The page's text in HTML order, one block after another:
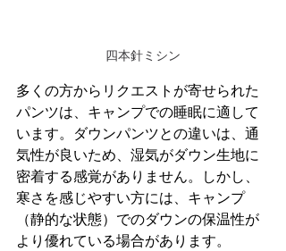
四本針ミシン
多くの方からリクエストが寄せられた
パンツは、キャンプでの睡眠に適して
います。ダウンパンツとの違いは、通
気性が良いため、湿気がダウン生地に
密着する感覚がありません。しかし、
寒さを感じやすい方には、キャンプ
（静的な状態）でのダウンの保温性が
より優れている場合があります。